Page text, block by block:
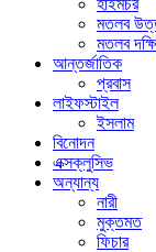
হাইমচর
মতলব
মতলব
আন্তর্জাতিক
প্রবাস
লাইফস্টাইল
ইসলাম
বিনোদন
এক্সক্লুসিভ
অন্যান্য
নারী
মুক্তমত
ফিচার